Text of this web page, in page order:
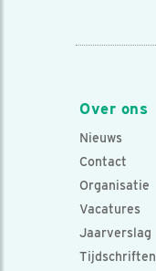
Over ons
Nieuws
Contact
Organisatie
Vacatures
Jaarverslag
Tijdschriften